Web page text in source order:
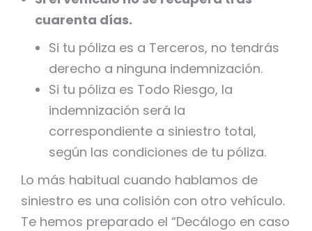
cuarenta días.
Si tu póliza es a Terceros, no tendrás
derecho a ninguna indemnización.
Si tu póliza es Todo Riesgo, la
indemnización será la
correspondiente a siniestro total,
según las condiciones de tu póliza.
Lo más habitual cuando hablamos de
siniestro es una colisión con otro vehículo.
Te hemos preparado el “Decálogo en caso